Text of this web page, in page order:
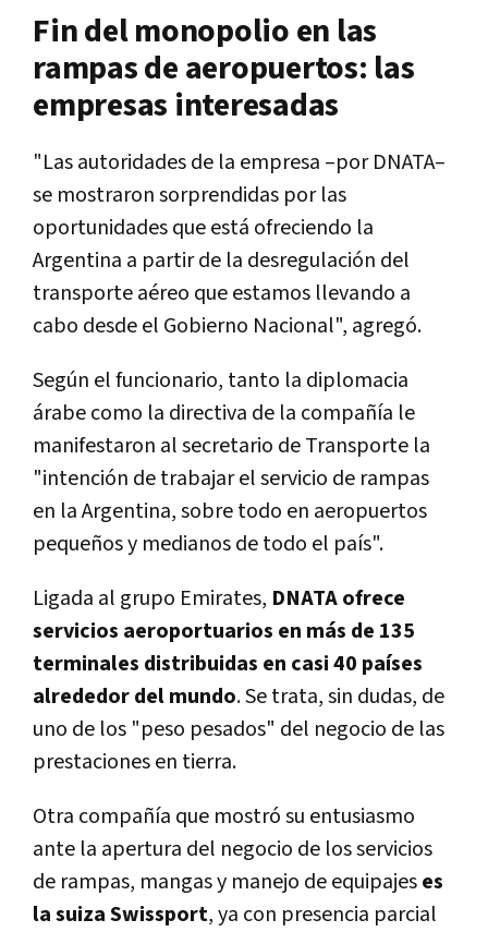
Fin del monopolio en las
rampas de aeropuertos: las
empresas interesadas
"Las autoridades de la empresa –por DNATA–
se mostraron sorprendidas por las
oportunidades que está ofreciendo la
Argentina a partir de la desregulación del
transporte aéreo que estamos llevando a
cabo desde el Gobierno Nacional", agregó.
Según el funcionario, tanto la diplomacia
árabe como la directiva de la compañía le
manifestaron al secretario de Transporte la
"intención de trabajar el servicio de rampas
en la Argentina, sobre todo en aeropuertos
pequeños y medianos de todo el país".
Ligada al grupo Emirates, DNATA ofrece
servicios aeroportuarios en más de 135
terminales distribuidas en casi 40 países
alrededor del mundo. Se trata, sin dudas, de
uno de los "peso pesados" del negocio de las
prestaciones en tierra.
Otra compañía que mostró su entusiasmo
ante la apertura del negocio de los servicios
de rampas, mangas y manejo de equipajeses
la suiza Swissport, ya con presencia parcial